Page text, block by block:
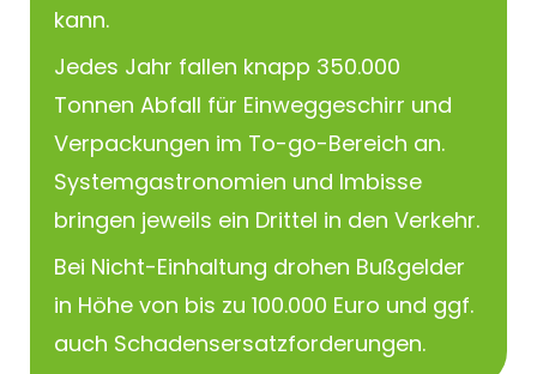
kann.
Jedes Jahr fallen knapp 350.000
Tonnen Abfall für Einweggeschirr und
Verpackungen im To-go-Bereich an.
Systemgastronomien und Imbisse
bringen jeweils ein Drittel in den Verkehr.
Bei Nicht-Einhaltung drohen Bußgelder
in Höhe von bis zu 100.000 Euro und ggf.
auch Schadensersatzforderungen.